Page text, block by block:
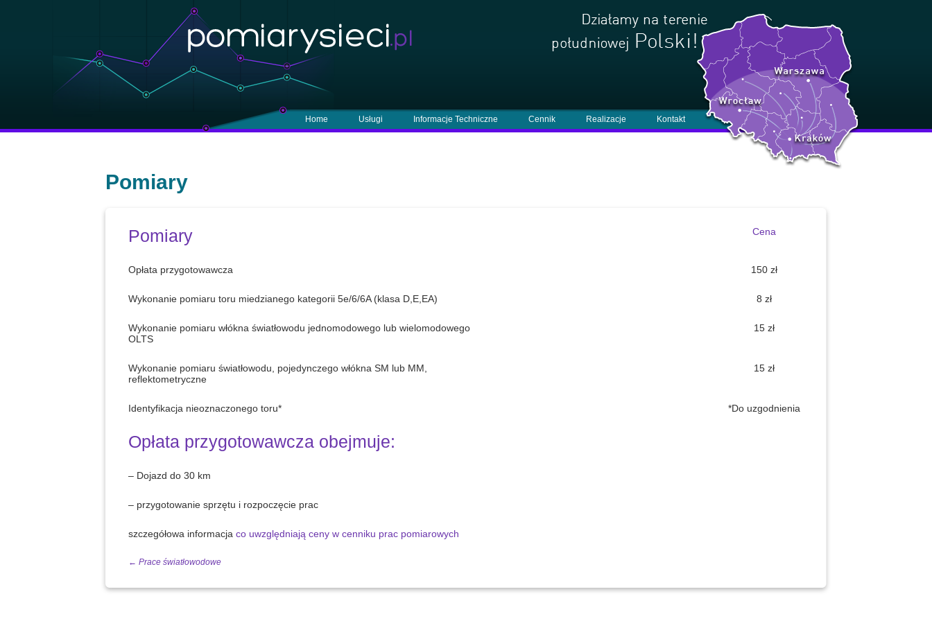
Home Usługi Informacje Techniczne Cennik Realizacje Kontakt
Pomiary
Pomiary Cena
Opłata przygotowawcza 150 zł
Wykonanie pomiaru toru miedzianego kategorii 5e/6/6A (klasa D,E,EA) 8 zł
Wykonanie pomiaru włókna światłowodu jednomodowego lub wielomodowego
OLTS
15 zł
Wykonanie pomiaru światłowodu, pojedynczego włókna SM lub MM,
reflektometryczne
15 zł
Identyfikacja nieoznaczonego toru* *Do uzgodnienia
Opłata przygotowawcza obejmuje:
– Dojazd do 30 km
– przygotowanie sprzętu i rozpoczęcie prac
szczegółowa informacja co uwzględniają ceny w cenniku prac pomiarowych
← Prace światłowodowe